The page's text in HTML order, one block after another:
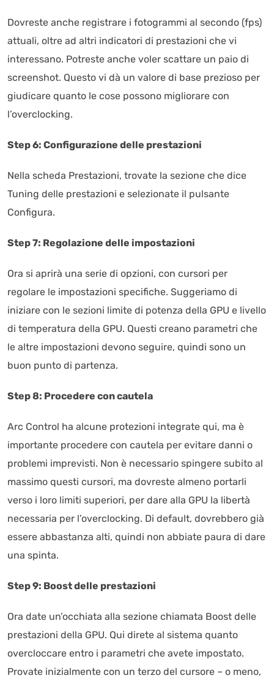
Dovreste anche registrare i fotogrammi al secondo (fps)
attuali, oltre ad altri indicatori di prestazioni che vi
interessano. Potreste anche voler scattare un paio di
screenshot. Questo vi dà un valore di base prezioso per
giudicare quanto le cose possono migliorare con
l’overclocking.
Step 6: Configurazione delle prestazioni
Nella scheda Prestazioni, trovate la sezione che dice
Tuning delle prestazioni e selezionate il pulsante
Configura.
Step 7: Regolazione delle impostazioni
Ora si aprirà una serie di opzioni, con cursori per
regolare le impostazioni specifiche. Suggeriamo di
iniziare con le sezioni limite di potenza della GPU e livello
di temperatura della GPU. Questi creano parametri che
le altre impostazioni devono seguire, quindi sono un
buon punto di partenza.
Step 8: Procedere con cautela
Arc Control ha alcune protezioni integrate qui, ma è
importante procedere con cautela per evitare danni o
problemi imprevisti. Non è necessario spingere subito al
massimo questi cursori, ma dovreste almeno portarli
verso i loro limiti superiori, per dare alla GPU la libertà
necessaria per l’overclocking. Di default, dovrebbero già
essere abbastanza alti, quindi non abbiate paura di dare
una spinta.
Step 9: Boost delle prestazioni
Ora date un’occhiata alla sezione chiamata Boost delle
prestazioni della GPU. Qui direte al sistema quanto
overcloccare entro i parametri che avete impostato.
Provate inizialmente con un terzo del cursore – o meno,